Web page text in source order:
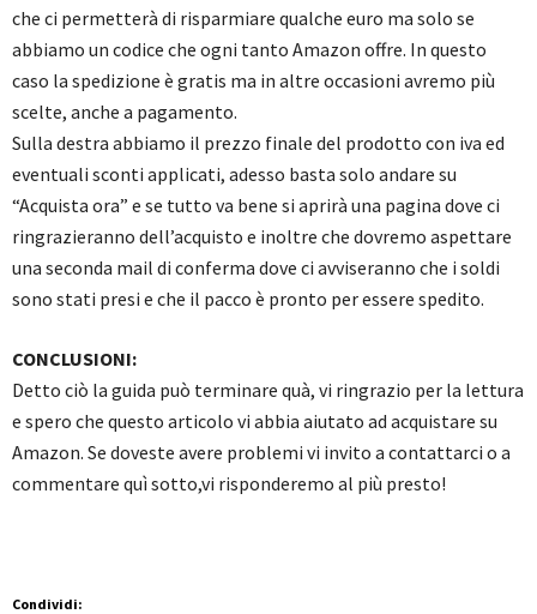
che ci permetterà di risparmiare qualche euro ma solo se
abbiamo un codice che ogni tanto Amazon offre. In questo
caso la spedizione è gratis ma in altre occasioni avremo più
scelte, anche a pagamento.
Sulla destra abbiamo il prezzo finale del prodotto con iva ed
eventuali sconti applicati, adesso basta solo andare su
“Acquista ora” e se tutto va bene si aprirà una pagina dove ci
ringrazieranno dell’acquisto e inoltre che dovremo aspettare
una seconda mail di conferma dove ci avviseranno che i soldi
sono stati presi e che il pacco è pronto per essere spedito.
CONCLUSIONI:
Detto ciò la guida può terminare quà, vi ringrazio per la lettura
e spero che questo articolo vi abbia aiutato ad acquistare su
Amazon. Se doveste avere problemi vi invito a contattarci o a
commentare quì sotto,vi risponderemo al più presto!
Condividi: